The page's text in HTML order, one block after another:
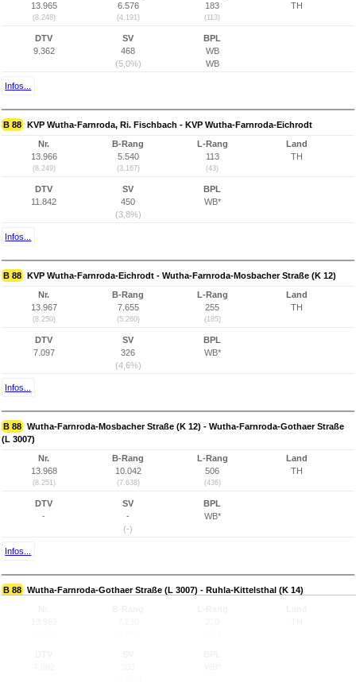
13.965
(8.248)
6.576
(4.191)
183
(113)
TH
DTV
9.362
SV
468
(5,0%)
BPL
WB
WB
Infos...
B 88 KVP Wutha-Farnroda, Ri. Fischbach - KVP Wutha-Farnroda-Eichrodt
Nr.
13.966
(8.249)
B-Rang
5.540
(3.167)
L-Rang
113
(43)
Land
TH
DTV
11.842
SV
450
(3,8%)
BPL
WB*
Infos...
B 88 KVP Wutha-Farnroda-Eichrodt - Wutha-Farnroda-Mosbacher Straße (K 12)
Nr.
13.967
(8.250)
B-Rang
7.655
(5.260)
L-Rang
255
(185)
Land
TH
DTV
7.097
SV
326
(4,6%)
BPL
WB*
Infos...
B 88 Wutha-Farnroda-Mosbacher Straße (K 12) - Wutha-Farnroda-Gothaer Straße
(L 3007)
Nr.
13.968
(8.251)
B-Rang
10.042
(7.638)
L-Rang
506
(436)
Land
TH
DTV
-
SV
-
(-)
BPL
WB*
Infos...
B 88 Wutha-Farnroda-Gothaer Straße (L 3007) - Ruhla-Kittelsthal (K 14)